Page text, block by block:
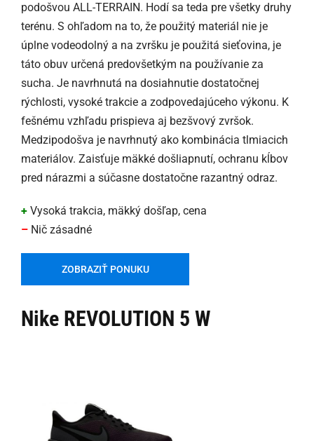
podošvou ALL-TERRAIN. Hodí sa teda pre všetky druhy
terénu. S ohľadom na to, že použitý materiál nie je
úplne vodeodolný a na zvršku je použitá sieťovina, je
táto obuv určená predovšetkým na používanie za
sucha. Je navrhnutá na dosiahnutie dostatočnej
rýchlosti, vysoké trakcie a zodpovedajúceho výkonu. K
fešnému vzhľadu prispieva aj bezšvový zvršok.
Medzipodošva je navrhnutý ako kombinácia tlmiacich
materiálov. Zaisťuje mäkké došliapnutí, ochranu kĺbov
pred nárazmi a súčasne dostatočne razantný odraz.
+ Vysoká trakcia, mäkký došľap, cena
– Nič zásadné
ZOBRAZIŤ PONUKU
Nike REVOLUTION 5 W